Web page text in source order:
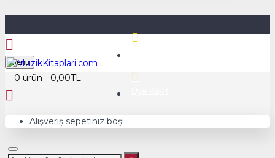
Menu
0 ürün - 0,00TL
Alışveriş sepetiniz boş!